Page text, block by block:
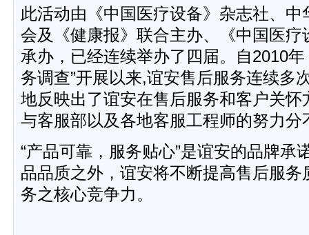
此活动由《中国医疗设备》杂志社、
会及《健康报》联合主办、《中国医
承办，已经连续举办了四届。自2010
务调查”开展以来,谊安售后服务连续多
地反映出了谊安在售后服务和客户关
与客服部以及各地客服工程师的努力分
“产品可靠，服务贴心”是谊安的品牌承
品品质之外，谊安将不断提高售后服
务之核心竞争力。